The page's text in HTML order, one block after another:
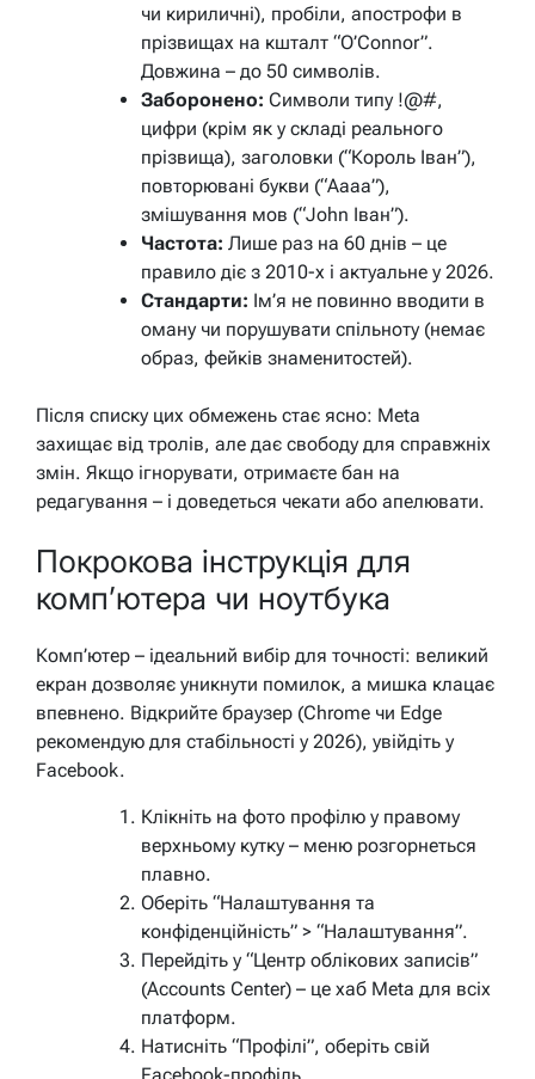
чи кириличні), пробіли, апострофи в
прізвищах на кшталт “O’Connor”.
Довжина – до 50 символів.
Заборонено: Символи типу !@#,
цифри (крім як у складі реального
прізвища), заголовки (“Король Іван”),
повторювані букви (“Аааа”),
змішування мов (“John Іван”).
Частота: Лише раз на 60 днів – це
правило діє з 2010-х і актуальне у 2026.
Стандарти: Ім’я не повинно вводити в
оману чи порушувати спільноту (немає
образ, фейків знаменитостей).
Після списку цих обмежень стає ясно: Meta
захищає від тролів, але дає свободу для справжніх
змін. Якщо ігнорувати, отримаєте бан на
редагування – і доведеться чекати або апелювати.
Покрокова інструкція для
комп’ютера чи ноутбука
Комп’ютер – ідеальний вибір для точності: великий
екран дозволяє уникнути помилок, а мишка клацає
впевнено. Відкрийте браузер (Chrome чи Edge
рекомендую для стабільності у 2026), увійдіть у
Facebook.
Клікніть на фото профілю у правому
верхньому кутку – меню розгорнеться
плавно.
Оберіть “Налаштування та
конфіденційність” > “Налаштування”.
Перейдіть у “Центр облікових записів”
(Accounts Center) – це хаб Meta для всіх
платформ.
Натисніть “Профілі”, оберіть свій